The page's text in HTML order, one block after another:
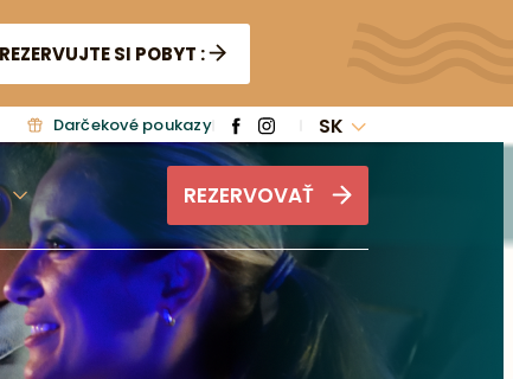
REZERVUJTE SI POBYT :
Darčekové poukazy SK
REZERVOVAŤ